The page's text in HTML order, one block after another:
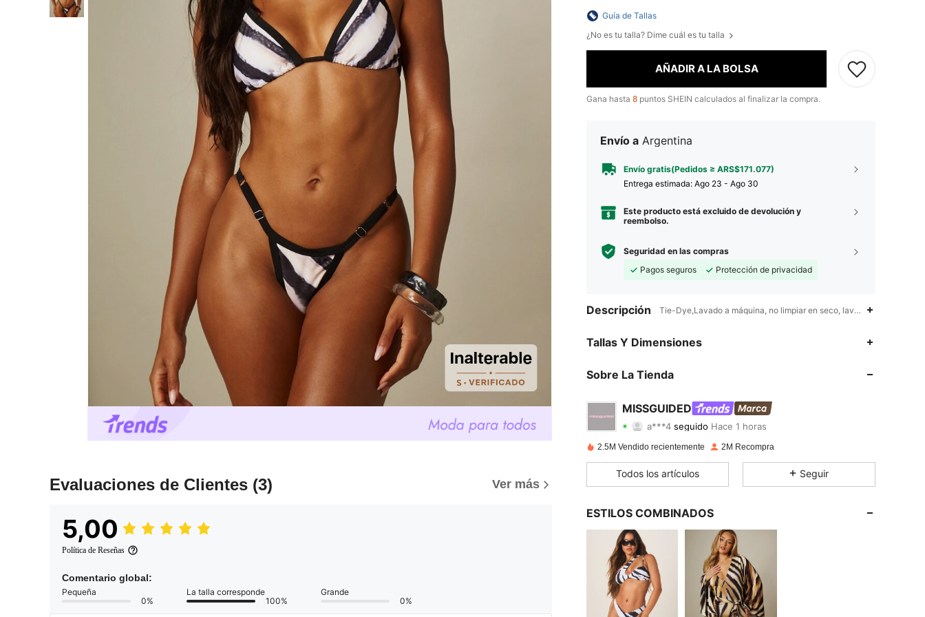
Evaluaciones de Clientes (3) Ver más
5,00
Política de Reseñas
Comentario global:
Pequeña
0%
La talla corresponde
100%
Grande
0%
Guía de Tallas
¿No es tu talla? Dime cuál es tu talla
AÑADIR A LA BOLSA
Gana hasta 8 puntos SHEIN calculados al finalizar la compra.
Envío a Argentina
Envío gratis(Pedidos ≥ ARS$171.077)
Entrega estimada: Ago 23 - Ago 30
Este producto está excluido de devolución y
reembolso.
Seguridad en las compras
Pagos seguros
Protección de privacidad
Descripción Tie-Dye,Lavado a máquina, no limpiar en seco, lavar con un
Tallas Y Dimensiones
Sobre La Tienda
MISSGUIDED
a***4seguidoHace 1 horas
4,88 Calificación 16KArtículos
4,88 16K 3M
4,88 16K
4,88 16K
4,88 16K
4,88 16K
2.5M Vendido recientemente 2M Recompra
Todos los artículos Seguir
ESTILOS COMBINADOS